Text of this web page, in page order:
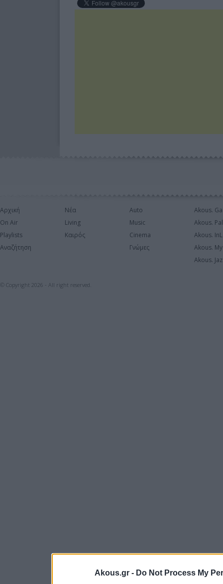
Akous.gr - Do Not Process My
Αρχική
On Air
Playlists
Αναζήτηση
Νέα
Living
Καιρός
Auto
Music
Cinema
Γνώμες
Akous.
Akous.
Akous.
Akous.
Akous.
© Copyright 2026 - All right reserved.